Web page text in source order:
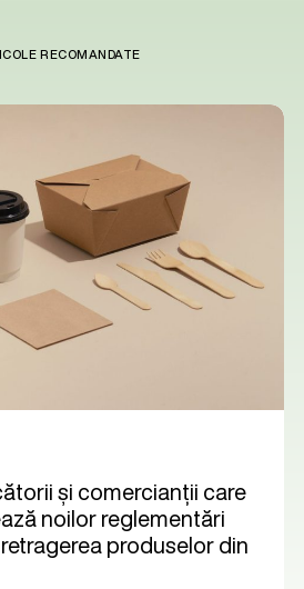
RECOMANDATE
și comercianții care
noilor reglementări
produselor din